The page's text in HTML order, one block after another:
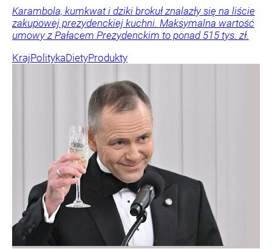
Karambola, kumkwat i dziki brokuł znalazły się na liście
zakupowej prezydenckiej kuchni. Maksymalna wartość
umowy z Pałacem Prezydenckim to ponad 515 tys. zł.
KrajPolitykaDietyProdukty